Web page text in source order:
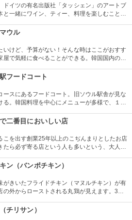
ドイツの有名出版社「タッシェン」のアートブ
と一緒にワイン、ティー、料理を楽しむことが
がら至福のひと時をどうぞ。
ウル
いけど、予算がない！そんな時はここがおすす
屋で気軽に食べることができる。韓国国内の新
ちで大人気なので、ランチタイムは避けたほう
フードコート
ースにあるフードコート。旧ソウル駅舎が見な
る。韓国料理を中心にメニューが多様で、１人
ートのいいところ。もちろんおひとり様ご飯に
二番目においしい店
こを出す創業25年以上のこぢんまりとしたお店
たら必ず寄る店という人も多いという、大人気
になりそう。テイクアウトも可能です。
ン（バンポチキン）
がきいたフライドチキン（マヌルチキン）が有
の外からローストされる丸鶏が見えます。3時
きいています。昼も夜も、地元客が多く集まり
チリサン）